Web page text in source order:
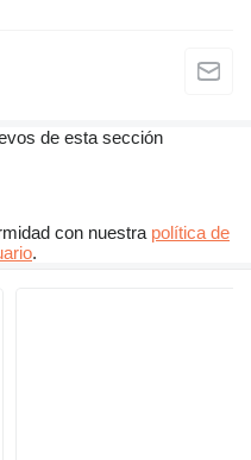
de esta sección
con nuestra política de
.